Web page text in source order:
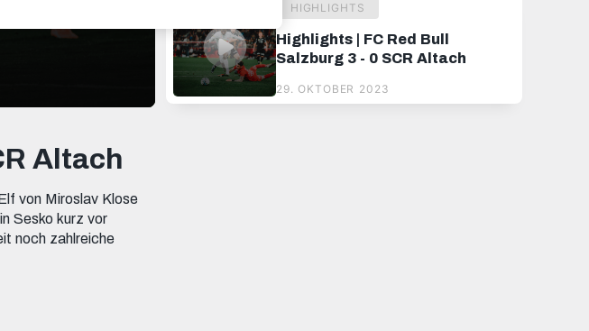
Altach
von Miroslav Klose
Sesko kurz vor
noch zahlreiche
HIGHLIGHTS
Highlights | FC Red Bull
Salzburg 3 - 0 SCR Altach
29. OKTOBER 2023